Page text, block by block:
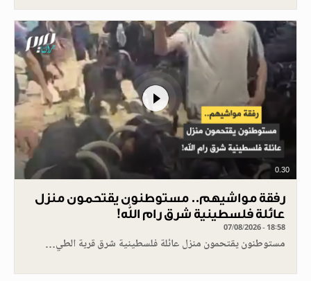
0.30
رفقة مواشيهم.. مستوطنون يقتحمون منزل
عائلة فلسطينية شرق رام الله!
07/08/2026 - 18:58
مستوطنون يقتحمون منزل عائلة فلسطينية شرق قرية الطي…